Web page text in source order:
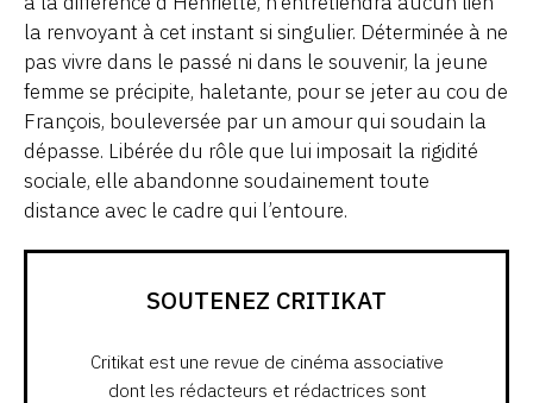
la renvoyant à cet instant si singulier. Déterminée à ne
pas vivre dans le passé ni dans le souvenir, la jeune
femme se précipite, haletante, pour se jeter au cou de
François, bouleversée par un amour qui soudain la
dépasse. Libérée du rôle que lui imposait la rigidité
sociale, elle abandonne soudainement toute
distance avec le cadre qui l’entoure.
SOUTENEZ CRITIKAT
Critikat est une revue de cinéma associative
dont les rédacteurs et rédactrices sont